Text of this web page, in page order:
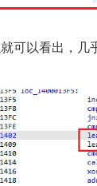
可以看出，几